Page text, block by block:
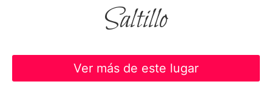
Saltillo
Ver más de este lugar